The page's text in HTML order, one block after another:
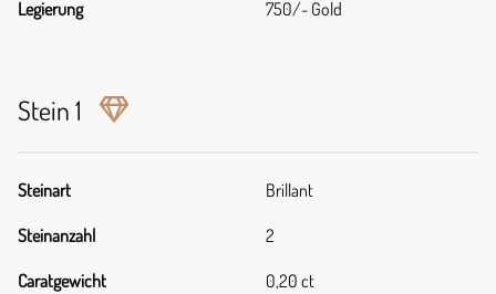
Legierung 750/- Gold
Stein 1
Steinart Brillant
Steinanzahl 2
Caratgewicht 0,20 ct